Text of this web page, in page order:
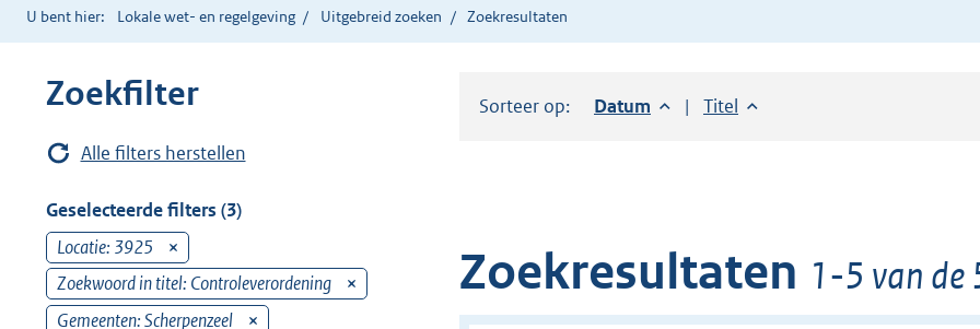
binnen
U bent hier: Lokale wet- en regelgeving Uitgebreid zoeken Zoekresultaten
Zoekfilter
Alle filters herstellen
Geselecteerde filters (3)
Locatie: 3925
e
r
Zoekwoord in titel: Controleverordening
Gemeenten: Scherpenzeel
Sorteer op: Sorteer op:
Datum aflopendSorteer op:
Titel oplopend
Zoekresultaten 1-5 van de